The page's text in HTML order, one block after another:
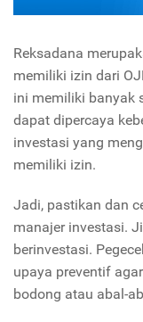
Reksadana
memiliki izin dari
ini memiliki banyak
dapat dipercaya
investasi yang
memiliki izin.
Jadi, pastikan dan
manajer investasi.
berinvestasi.
upaya preventif
bodong atau abal-